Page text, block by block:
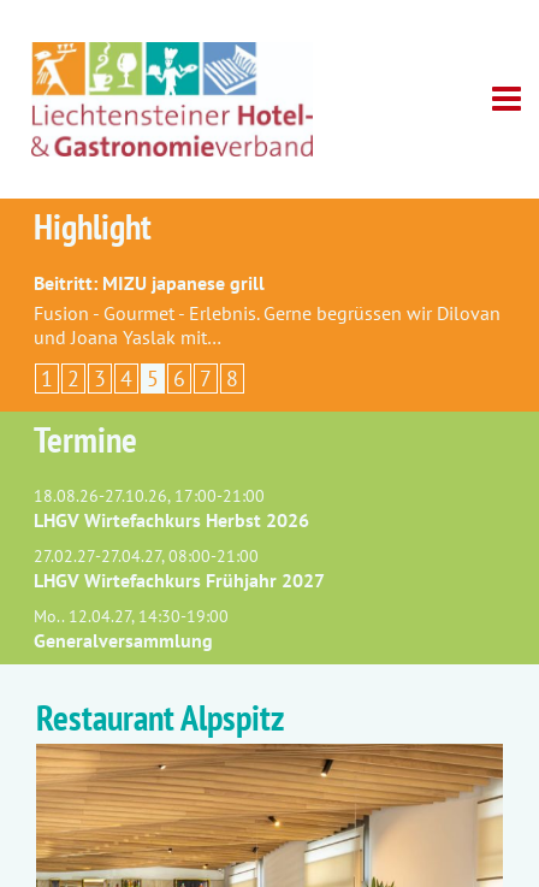
Highlight
Beitritt: MIZU japanese grill
Fusion - Gourmet - Erlebnis. Gerne begrüssen wir Dilovan
und Joana Yaslak mit…
1 2 3 4 5 6 7 8
Termine
18.08.26-27.10.26, 17:00-21:00
LHGV Wirtefachkurs Herbst 2026
27.02.27-27.04.27, 08:00-21:00
LHGV Wirtefachkurs Frühjahr 2027
Mo.. 12.04.27, 14:30-19:00
Generalversammlung
Restaurant Alpspitz